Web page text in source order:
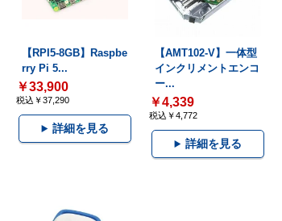
【RPI5-8GB】Raspbe
rry Pi 5...
￥33,900
税込￥37,290
詳細を見る
【AMT102-V】一体型
インクリメントエンコ
ー...
￥4,339
税込￥4,772
詳細を見る